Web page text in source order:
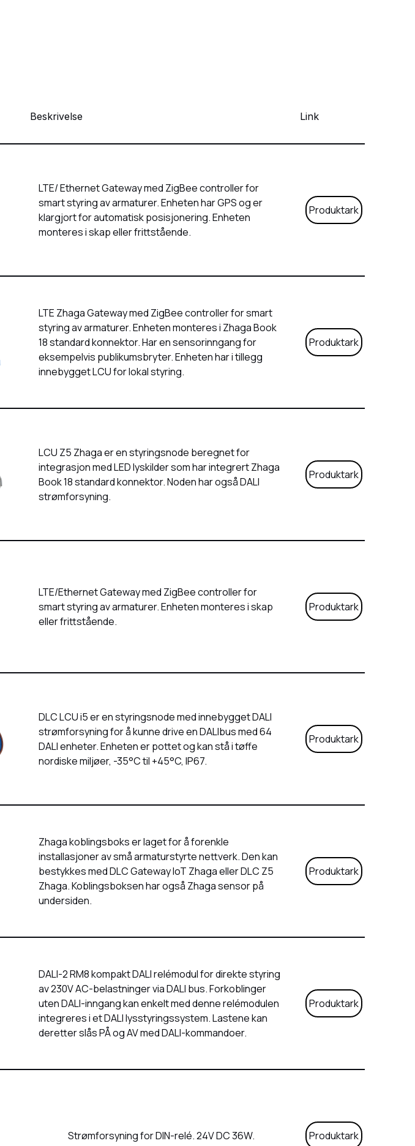
Beskrivelse Link
LTE/ Ethernet Gateway med ZigBee controller for
smart styring av armaturer. Enheten har GPS og er
klargjort for automatisk posisjonering. Enheten
monteres i skap eller frittstående.
Produktark
LTE Zhaga Gateway med ZigBee controller for smart
styring av armaturer. Enheten monteres i Zhaga Book
18 standard konnektor. Har en sensorinngang for
eksempelvis publikumsbryter. Enheten har i tillegg
innebygget LCU for lokal styring.
Produktark
LCU Z5 Zhaga er en styringsnode beregnet for
integrasjon med LED lyskilder som har integrert Zhaga
Book 18 standard konnektor. Noden har også DALI
strømforsyning.
Produktark
LTE/Ethernet Gateway med ZigBee controller for
smart styring av armaturer. Enheten monteres i skap
eller frittstående.
Produktark
DLC LCU i5 er en styringsnode med innebygget DALI
strømforsyning for å kunne drive en DALIbus med 64
DALI enheter. Enheten er pottet og kan stå i tøffe
nordiske miljøer, -35°C til +45°C, IP67.
Produktark
Zhaga koblingsboks er laget for å forenkle
installasjoner av små armaturstyrte nettverk. Den kan
bestykkes med DLC Gateway IoT Zhaga eller DLC Z5
Zhaga. Koblingsboksen har også Zhaga sensor på
undersiden.
Produktark
DALI-2 RM8 kompakt DALI relémodul for direkte styring
av 230V AC-belastninger via DALI bus. Forkoblinger
uten DALI-inngang kan enkelt med denne relémodulen
integreres i et DALI lysstyringssystem. Lastene kan
deretter slås PÅ og AV med DALI-kommandoer.
Produktark
Strømforsyning for DIN-relé. 24V DC 36W. Produktark